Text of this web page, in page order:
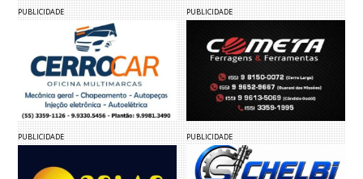
PUBLICIDADE PUBLICIDADE
PUBLICIDADE PUBLICIDADE